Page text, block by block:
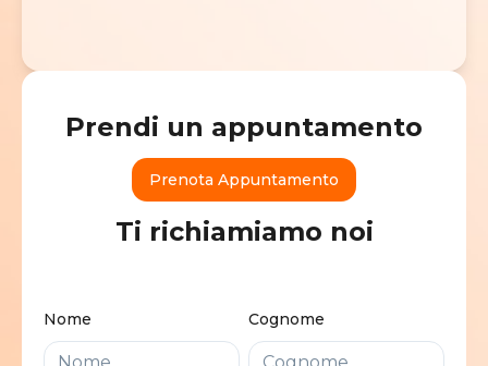
Prendi un appuntamento
Prenota Appuntamento
Ti richiamiamo noi
Nome Cognome